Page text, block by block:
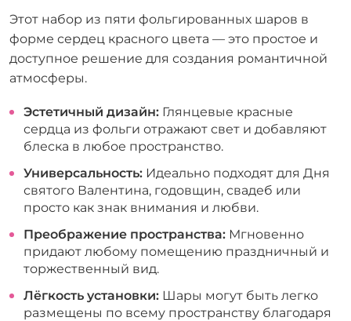
Этот набор из пяти фольгированных шаров в
форме сердец красного цвета — это простое и
доступное решение для создания романтичной
атмосферы.
Эстетичный дизайн: Глянцевые красные
сердца из фольги отражают свет и добавляют
блеска в любое пространство.
Универсальность: Идеально подходят для Дня
святого Валентина, годовщин, свадеб или
просто как знак внимания и любви.
Преображение пространства: Мгновенно
придают любому помещению праздничный и
торжественный вид.
Лёгкость установки: Шары могут быть легко
размещены по всему пространству благодаря